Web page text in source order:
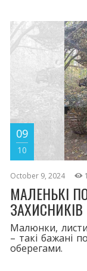
09
10
October 9, 2024
МАЛЕНЬКІ
ЗАХИСНИКІВ
Малюнки,
– такі бажані
оберегами.